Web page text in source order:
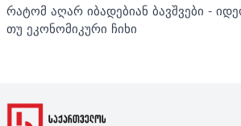
რატომ აღარ იბადებიან ბავშვები -
თუ ეკონომიკური ჩიხი